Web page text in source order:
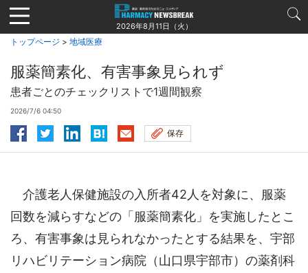
Jump
to
navigation
2026年8月11日（火）
トップページ > 地域医療
服薬簡素化、有害事象見られず
患者ごとのチェックリストで1週間観察
2026/7/6 04:50
保存
介護老人保健施設の入所者42人を対象に、服薬
回数を減らすなどの「服薬簡素化」を実施したとこ
ろ、有害事象は見られなかったとする結果を、宇部
リハビリテーション病院（山口県宇部市）の薬剤科